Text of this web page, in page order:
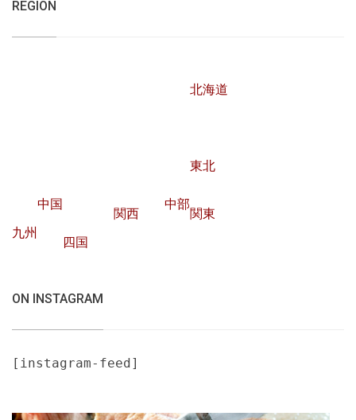
REGION
北海道
東北
中部
中国
関西
関東
九州
四国
ON INSTAGRAM
[instagram-feed]